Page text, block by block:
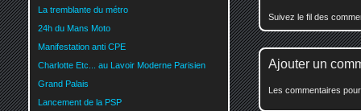
Suivez le fil des
Ajouter un
Les commentaires
La tremblante du métro
24h du Mans Moto
Manifestation anti CPE
Charlotte Etc... au Lavoir Moderne Parisien
Grand Palais
Lancement de la PSP